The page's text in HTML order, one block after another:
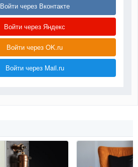
Войти через Вконтакте
Войти через Яндекс
Войти через OK.ru
Войти через Mail.ru